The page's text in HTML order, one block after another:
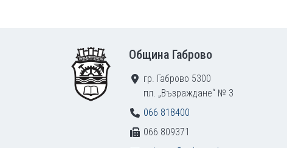
Община Габрово
гр. Габрово 5300
пл. „Възраждане“ № 3
066 818400
066 809371